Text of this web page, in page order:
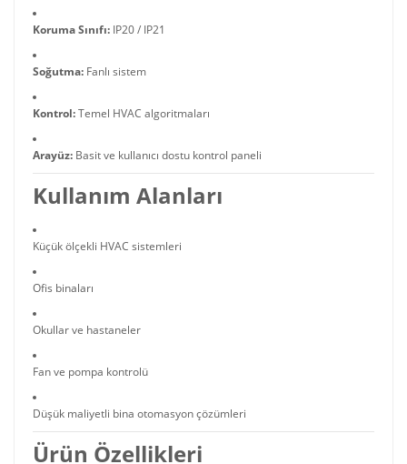
Koruma Sınıfı: IP20 / IP21
Soğutma: Fanlı sistem
Kontrol:Temel HVAC algoritmaları
Arayüz: Basit ve kullanıcı dostu kontrol paneli
Kullanım Alanları
Küçük ölçekli HVAC sistemleri
Ofis binaları
Okullar ve hastaneler
Fan ve pompa kontrolü
Düşük maliyetli bina otomasyon çözümleri
Ürün Özellikleri